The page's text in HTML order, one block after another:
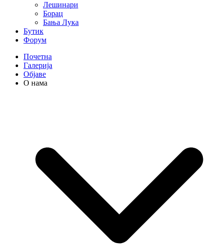
Лешинари
Борац
Бања Лука
Бутик
Форум
Почетна
Галерија
Објаве
О нама